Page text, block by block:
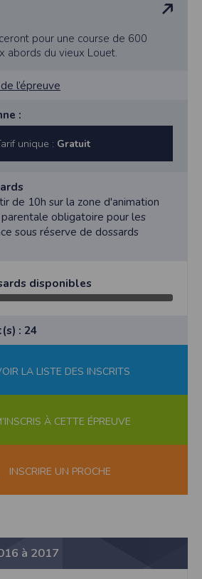
pour une course de 600
abords du vieux Louet.
l’épreuve
:
unique : Gratuit
de 10h sur la zone d'animation
obligatoire pour les
sous réserve de dossards
disponibles
: 24
LA LISTE DES INSCRITS
À CETTE ÉPREUVE
INSCRIRE UN PROCHE
à 2017